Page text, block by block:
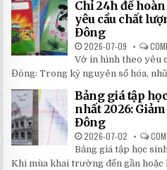
Chỉ 24h để
yêu cầu chất
Đông
2026-07-09
Vở in hình theo yêu
Đông: Trong kỷ nguyên số hóa,
Bảng giá tập
nhất 2026:
Đông
2026-07-02
Bảng giá tập học
Khi mùa khai trường đến gần hoặc